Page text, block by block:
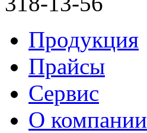
Продукция
Прайсы
Сервис
О компании